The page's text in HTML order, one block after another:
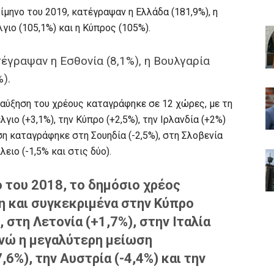
του 2019, κατέγραψαν η Ελλάδα (181,9%), η
(105,1%) και η Κύπρος (105%).
η Εσθονία (8,1%), η Βουλγαρία
του χρέους καταγράφηκε σε 12 χώρες, με τη
(+3,1%), την Κύπρο (+2,5%), την Ιρλανδία (+2%)
καταγράφηκε στη Σουηδία (-2,5%), στη Σλοβενία
(-1,5% και στις δύο).
2018, το δημόσιο χρέος
συγκεκριμένα στην Κύπρο
Λετονία (+1,7%), στην Ιταλία
η μεγαλύτερη μείωση
την Αυστρία (-4,4%) και την